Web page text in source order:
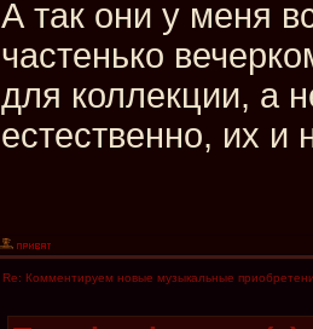
А так они у меня
частенько
для коллекции, а
естественно, их
Re: Комментируем новые музыкальные